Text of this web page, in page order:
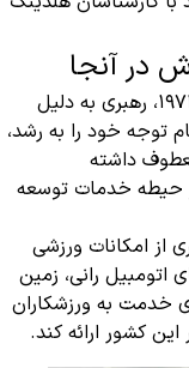
در آنجا
از زمان تأسیس امارات متحده عربی در سال 1971، رهبری به دلیل
توجه خود را به رشد،
داشته
حیطه خدمات توسعه
از امکانات ورزشی
اتومبیل رانی، زمین
خدمت به ورزشکاران
کشور ارائه کند.